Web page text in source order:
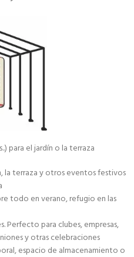
para el jardín o la terraza
la terraza y otros eventos festivos
todo en verano, refugio en las
Perfecto para clubes, empresas,
y otras celebraciones
espacio de almacenamiento o